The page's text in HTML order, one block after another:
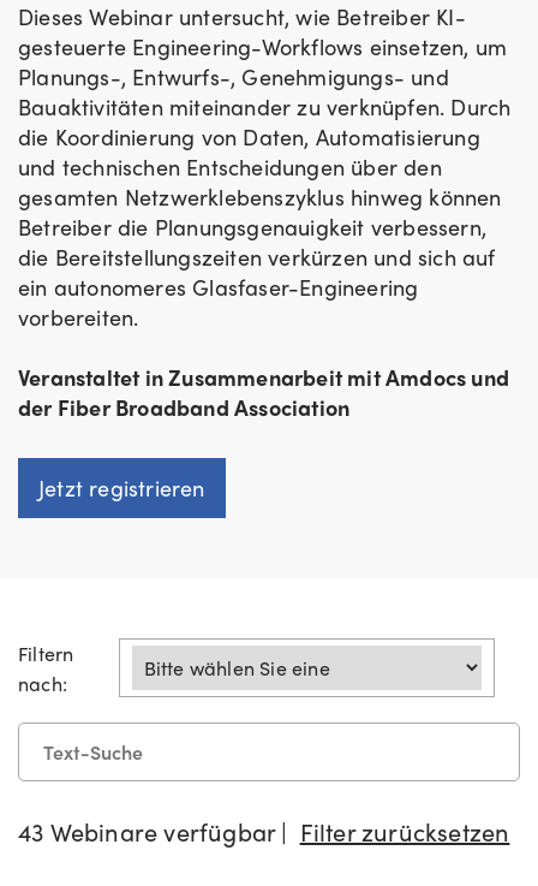
Dieses Webinar untersucht, wie Betreiber KI-
gesteuerte Engineering-Workflows einsetzen, um
Planungs-, Entwurfs-, Genehmigungs- und
Bauaktivitäten miteinander zu verknüpfen. Durch
die Koordinierung von Daten, Automatisierung
und technischen Entscheidungen über den
gesamten Netzwerklebenszyklus hinweg können
Betreiber die Planungsgenauigkeit verbessern,
die Bereitstellungszeiten verkürzen und sich auf
ein autonomeres Glasfaser-Engineering
vorbereiten.
Veranstaltet in Zusammenarbeit mit Amdocs und
der Fiber Broadband Association
Jetzt registrieren
Filtern
nach:
43 Webinare verfügbar | Filter zurücksetzen